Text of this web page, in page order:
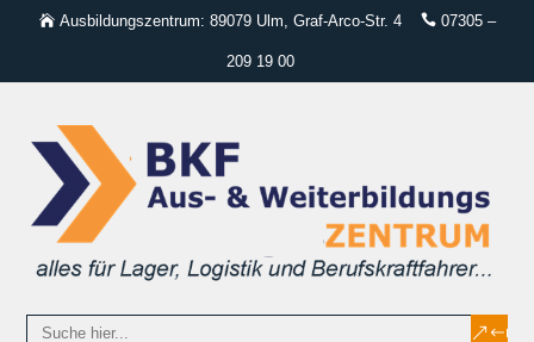
Ausbildungszentrum: 89079 Ulm, Graf-Arco-Str. 4 07305 –
209 19 00